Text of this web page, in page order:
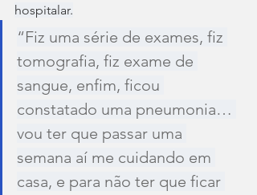
hospitalar.
“Fiz uma série de exames, fiz
tomografia, fiz exame de
sangue, enfim, ficou
constatado uma pneumonia…
vou ter que passar uma
semana aí me cuidando em
casa, e para não ter que ficar